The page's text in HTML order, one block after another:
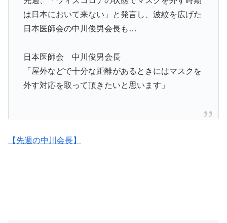
は日本において来ない」と発言し、波紋を広げた
日本医師会の中川俊男会長も…
日本医師会 中川俊男会長
「屋外などで十分な距離があるときにはマスクを
外す対応を取って頂きたいと思います」
【先週の中川会長】